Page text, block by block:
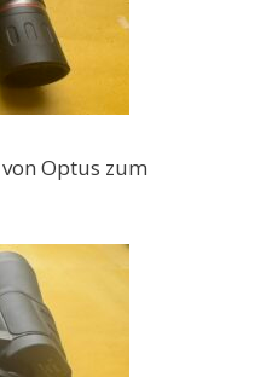
Optus zum